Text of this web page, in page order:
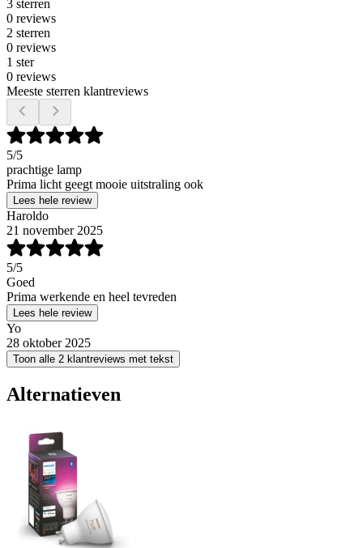
3 sterren
0 reviews
2 sterren
0 reviews
1 ster
0 reviews
Meeste sterren klantreviews
5/5
prachtige lamp
Prima licht geegt mooie uitstraling ook
Lees hele review
Haroldo
21 november 2025
5/5
Goed
Prima werkende en heel tevreden
Lees hele review
Yo
28 oktober 2025
Toon alle 2 klantreviews met tekst
Alternatieven